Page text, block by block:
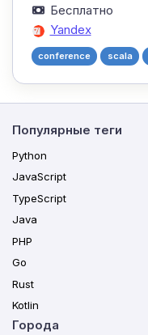
Бесплатно
Yandex
conference scala
Популярные теги
Python
JavaScript
TypeScript
Java
PHP
Go
Rust
Kotlin
Города